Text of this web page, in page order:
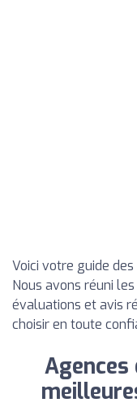
Voici votre guide des
Nous avons réuni
évaluations et avis
choisir en toute
Agences